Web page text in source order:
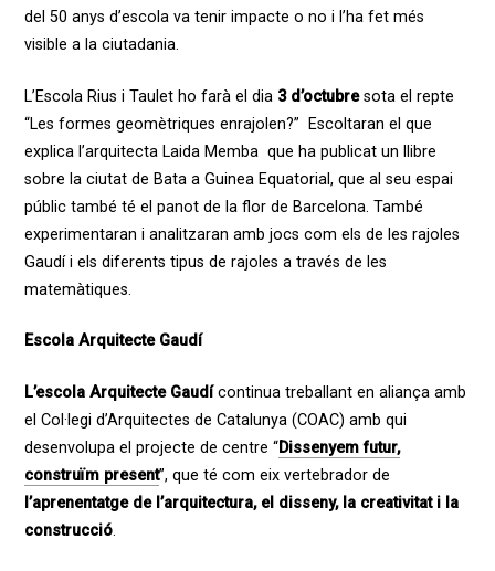
del 50 anys d’escola vatenirimpacte o no i l’ha fet més
visible a la ciutadania.
L’Escola Rius i Taulet ho farà el dia 3 d’octubresota el repte
“Les formes geomètriques enrajolen?” Escoltaran el que
explica l’arquitecta Laida Memba que ha publicat un llibre
sobre la ciutat de Bata a Guinea Equatorial, que al seu espai
públic també té el panot de la flor de Barcelona. També
experimentaran i analitzaran amb jocs com els de les rajoles
Gaudí i els diferents tipus de rajoles a través de les
matemàtiques.
Escola Arquitecte Gaudí
L’escola Arquitecte Gaudícontinua treballant en aliança amb
el Col·legi d’Arquitectes de Catalunya (COAC) amb qui
desenvolupa el projecte de centre “Dissenyem futur,
construïm present”, que té com eix vertebrador de
l’aprenentatge de l’arquitectura, el disseny, la creativitat i la
construcció.